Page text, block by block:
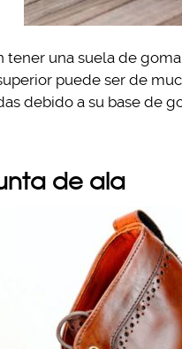
tener una suela de
puede ser de
debido a su base de
de ala